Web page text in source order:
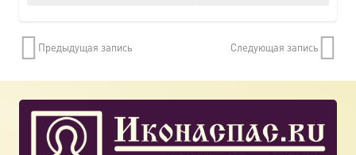
Предыдущая запись Следующая запись